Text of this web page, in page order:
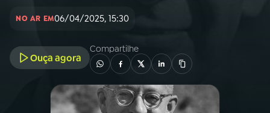
NO AR EM06/04/2025, 15:30
Ouça agora
Compartilhe